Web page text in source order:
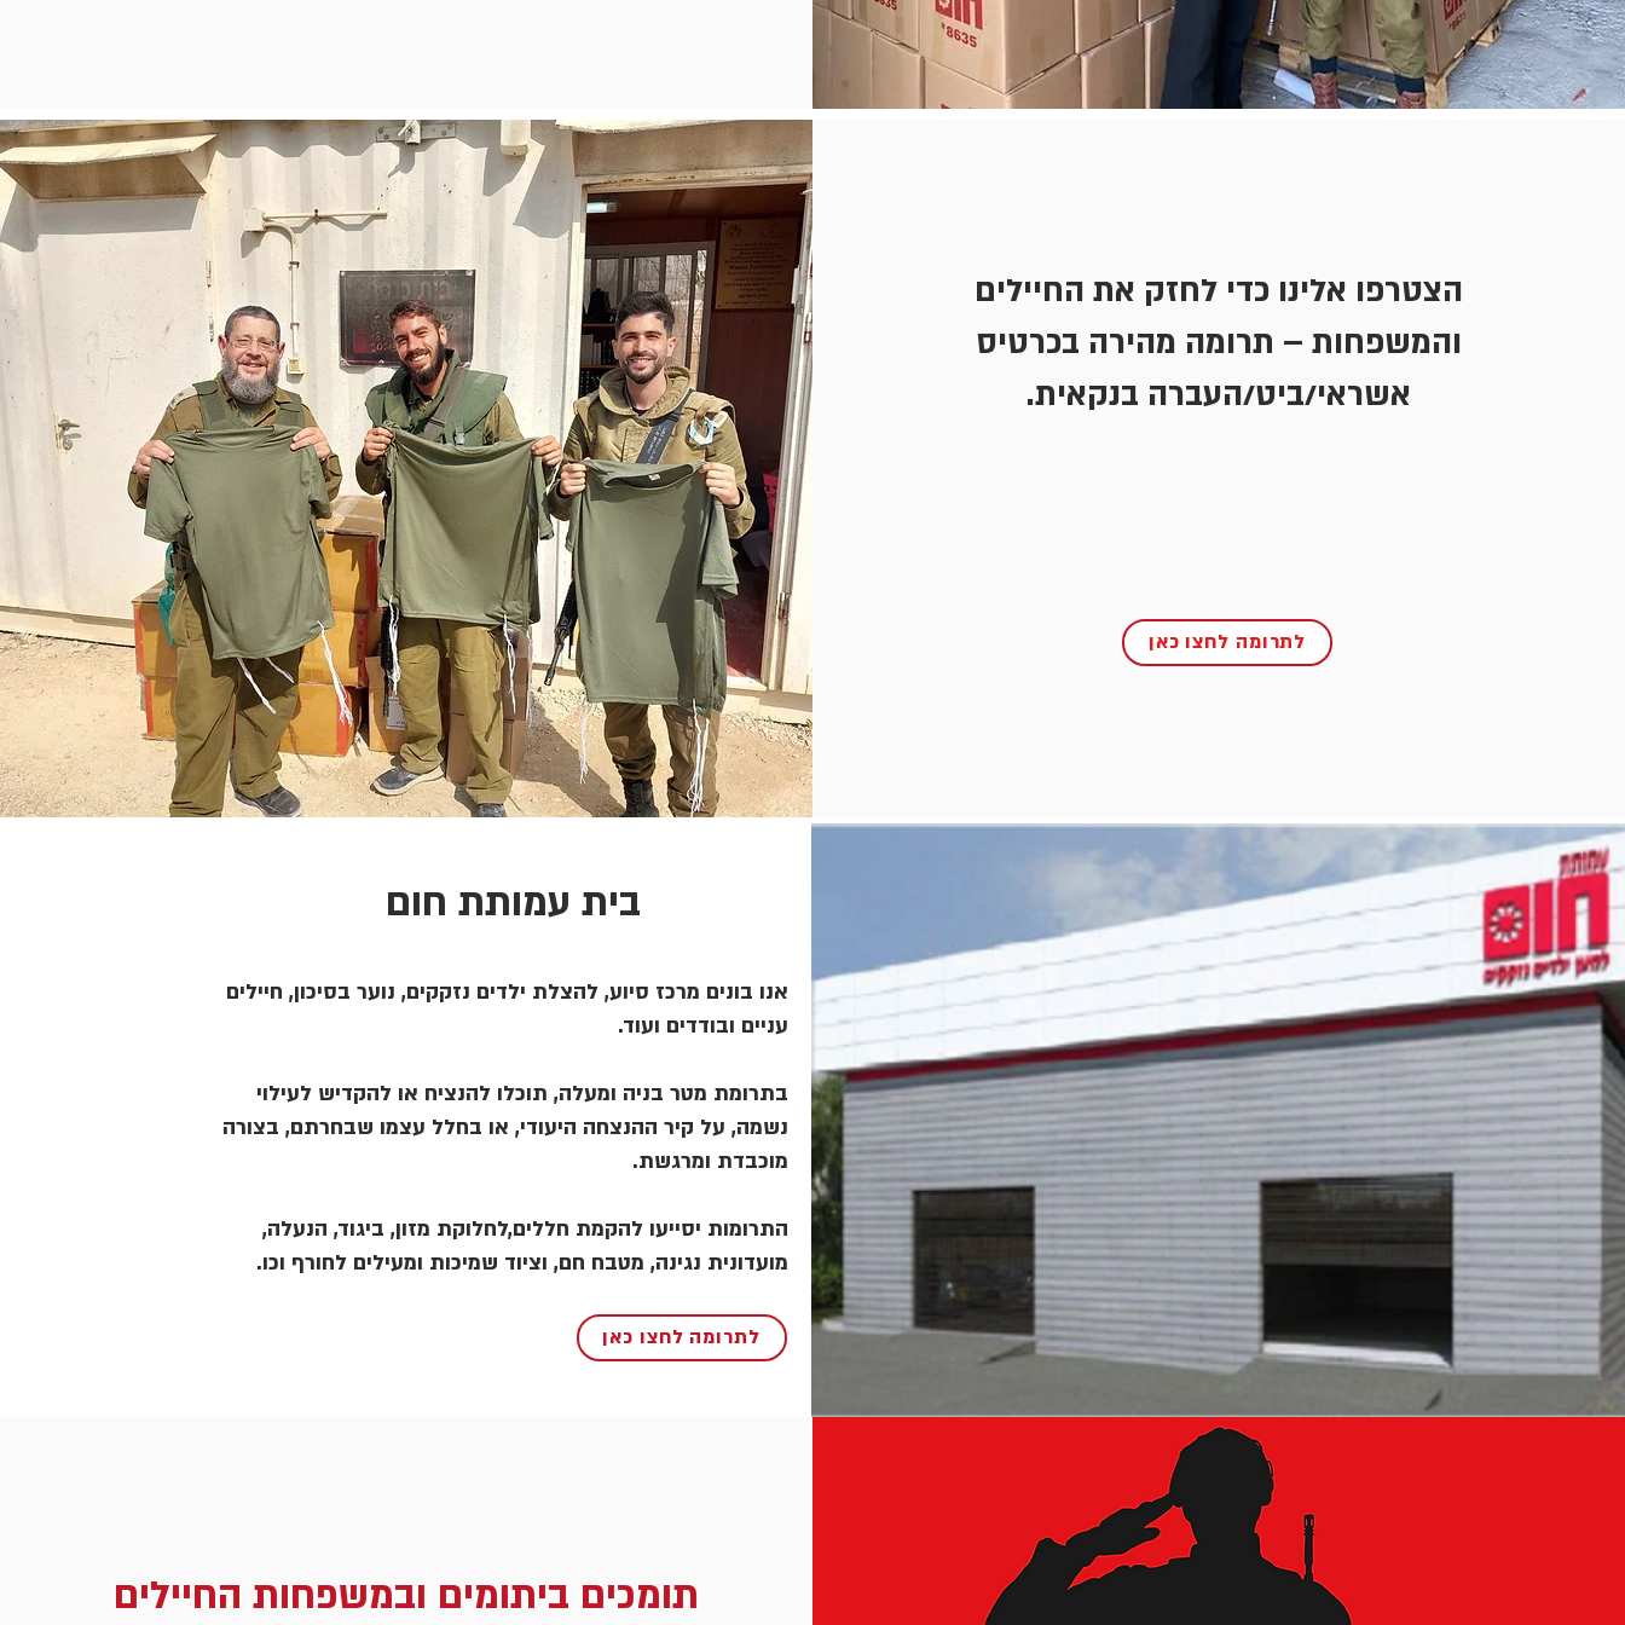
הצטרפו אלינו כדי לחזק את החיילים
והמשפחות – תרומה מהירה בכרטיס
אשראי/ביט/העברה בנקאית.
לתרומה לחצו כאן
בית עמותת חום
אנו בונים מרכז סיוע, להצלת ילדים נזקקים, נוער בסיכון, חיילים
עניים ובודדים ועוד.
בתרומת מטר בניה ומעלה, תוכלו להנציח או להקדיש לעילוי
נשמה, על קיר ההנצחה היעודי, או בחלל עצמו שבחרתם, בצורה
מוכבדת ומרגשת.
התרומות יסייעו להקמת חללים,לחלוקת מזון, ביגוד, הנעלה,
מועדונית נגינה, מטבח חם, וציוד שמיכות ומעילים לחורף וכו.
לתרומה לחצו כאן
תומכים ביתומים ובמשפחות החיילים